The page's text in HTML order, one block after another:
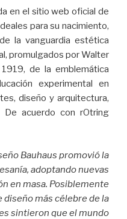
en el sitio web oficial de
para su nacimiento,
la vanguardia estética
promulgados por Walter
de la emblemática
experimental en
diseño y arquitectura,
De acuerdo con rOtring
Bauhaus promovió la
adoptando nuevas
en masa. Posiblemente
diseño más célebre de la
sintieron que el mundo